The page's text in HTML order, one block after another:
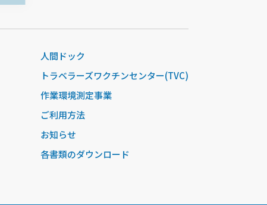
人間ドック
トラベラーズワクチンセンター(TVC)
作業環境測定事業
ご利用方法
お知らせ
各書類のダウンロード